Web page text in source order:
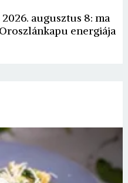
augusztus 8: ma
energiája